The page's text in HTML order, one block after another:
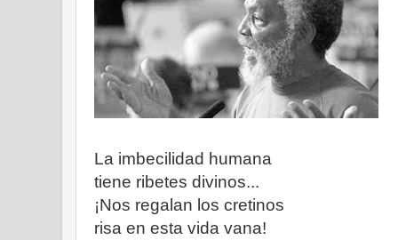
La imbecilidad humana
tiene ribetes divinos...
¡Nos regalan los cretinos
risa en esta vida vana!